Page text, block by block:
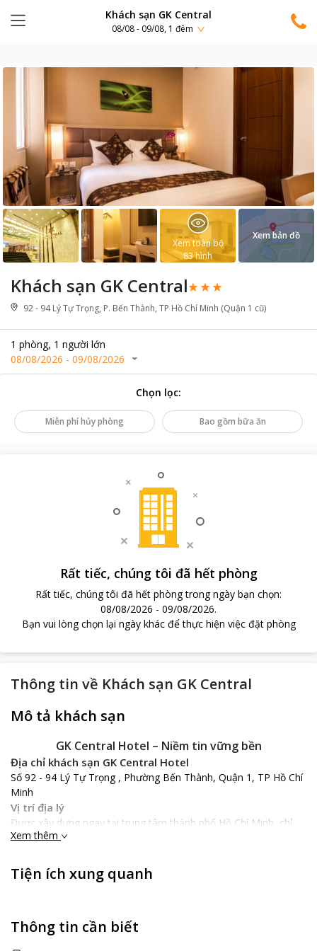
Khách sạn GK Central
08/08 - 09/08, 1 đêm
Khách sạn GK Central
92 - 94 Lý Tự Trọng, P. Bến Thành, TP Hồ Chí Minh (Quận 1 cũ)
1 phòng, 1 người lớn
08/08/2026 - 09/08/2026
Xem toàn bộ
83hình
Xem bản đồ
Chọn lọc:
Miễn phí hủy phòng Bao gồm bữa ăn
Rất tiếc, chúng tôi đã hết phòng
Rất tiếc, chúng tôi đã hết phòng trong ngày bạn chọn:
08/08/2026 - 09/08/2026.
Bạn vui lòng chọn lại ngày khác để thực hiện việc đặt phòng
Thông tin về Khách sạn GK Central
Mô tả khách sạn
GK Central Hotel – Niềm tin vững bền
Địa chỉ khách sạn GK Central Hotel
Số 92 - 94 Lý Tự Trọng , Phường Bến Thành, Quận 1, TP Hồ Chí
Minh
Vị trí địa lý
Được xây dựng ngay tại trung tâm thành phố Hồ Chí Minh, chỉ
cách chợ Bến Thành khoảng 3 phút đi bộ, khá thuận tiện cho du
Chí Minh để giao lưu, vui chơi, giải trí hay mua sắm.
GK Central Hotel cách sân bay Quốc tế Tân Sơn Nhất khoảng 7
Đặc điểm khách sạn
Xem thêm
Tiện ích xung quanh
Thông tin cần biết